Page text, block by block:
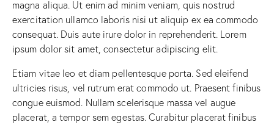
magna aliqua. Ut enim ad minim veniam, quis nostrud
exercitation ullamco laboris nisi ut aliquip ex ea commodo
consequat. Duis aute irure dolor in reprehenderit. Lorem
ipsum dolor sit amet, consectetur adipiscing elit.
Etiam vitae leo et diam pellentesque porta. Sed eleifend
ultricies risus, vel rutrum erat commodo ut. Praesent finibus
congue euismod. Nullam scelerisque massa vel augue
placerat, a tempor sem egestas. Curabitur placerat finibus